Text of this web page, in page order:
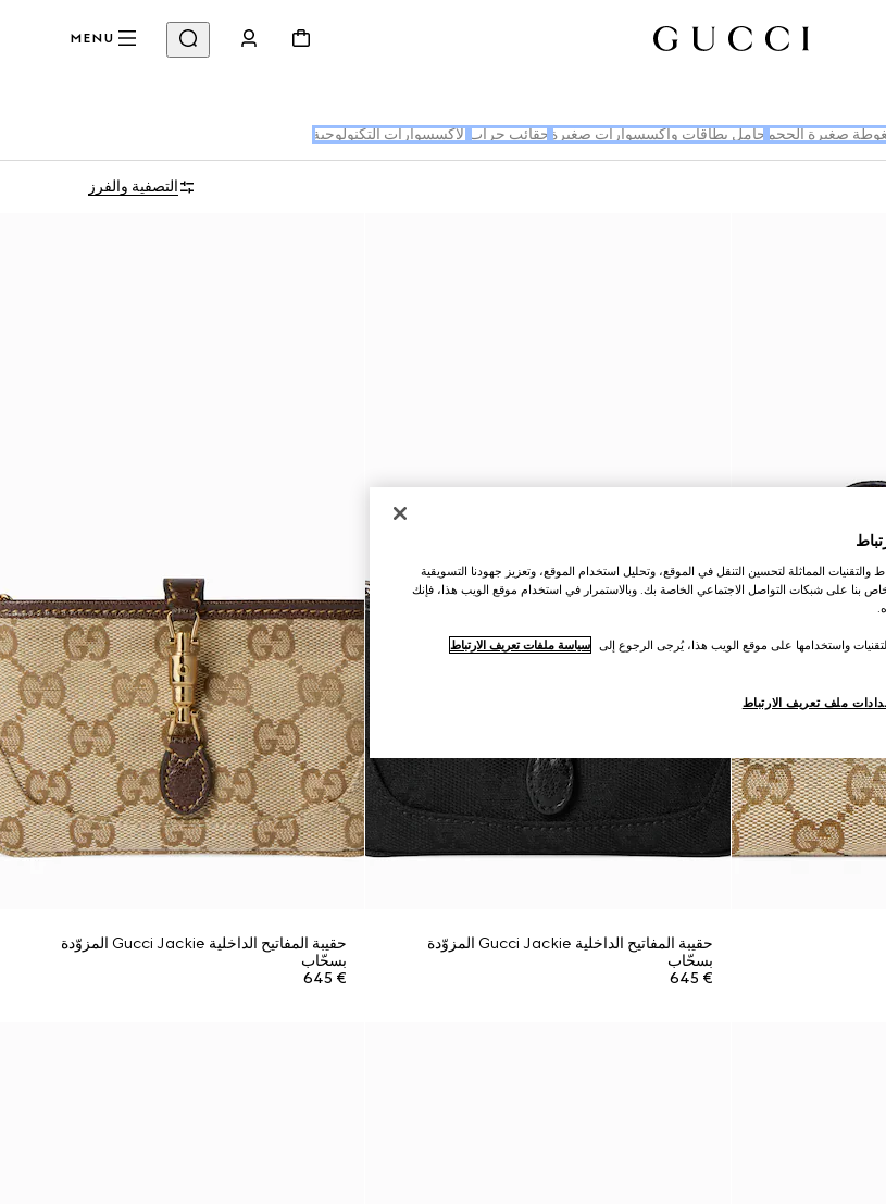
MENU
صغيرة الحجم حامل بطاقات وإكسسوارات صغيرة حقائب جراب الإكسسوارات التكنولوجية
التصفية والفرز
حقيبة المفاتيح الداخلية Gucci Jackie المزوّدة
بسحّاب
€ 645
حقيبة المفاتيح الداخلية Gucci Jackie المزوّدة
بسحّاب
€ 645
المماثلة لتحسين التنقل في الموقع، وتحليل استخدام الموقع، وتعزيز جهودنا التسويقية
بنا على شبكات التواصل الاجتماعي الخاصة بك. وبالاستمرار في استخدام موقع الويب هذا، فإنك
واستخدامها على موقع الويب هذا، يُرجى الرجوع إلى سياسة ملفات تعريف الارتباط
ملف تعريف الارتباط